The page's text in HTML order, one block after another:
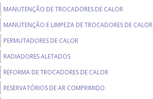
MANUTENÇÃO DE TROCADORES DE CALOR
MANUTENÇÃO E LIMPEZA DE TROCADORES DE CALOR
PERMUTADORES DE CALOR
RADIADORES ALETADOS
REFORMA DE TROCADORES DE CALOR
RESERVATÓRIOS DE AR COMPRIMIDO